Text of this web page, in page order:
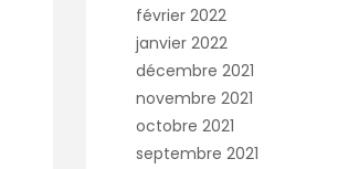
février 2022
janvier 2022
décembre 2021
novembre 2021
octobre 2021
septembre 2021